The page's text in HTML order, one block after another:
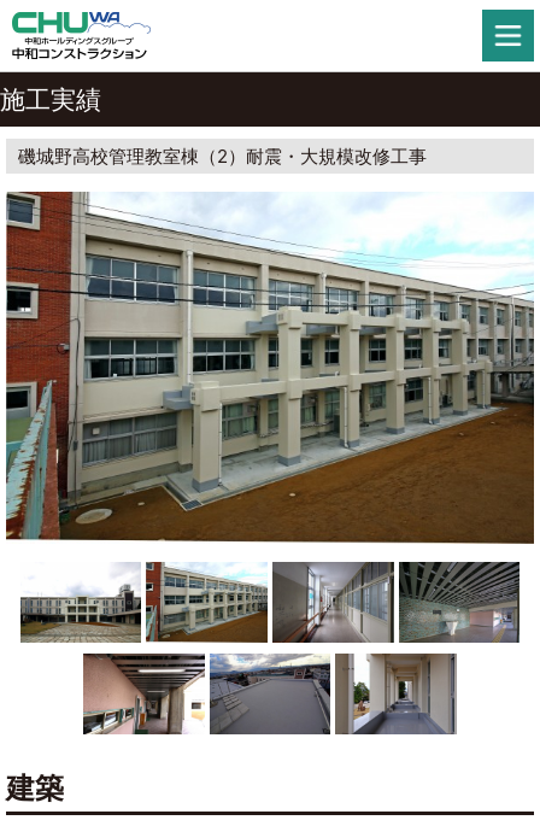
施工実績
磯城野高校管理教室棟（2）耐震・大規模改修工事
建築